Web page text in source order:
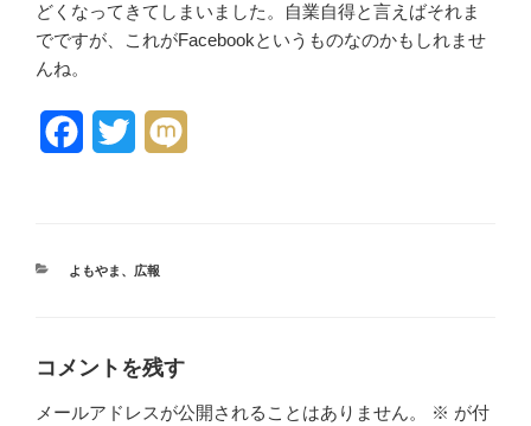
どくなってきてしまいました。自業自得と言えばそれま
でですが、これがFacebookというものなのかもしれませ
んね。
カ
よもやま 、 広報
コメントを残す
メールアドレスが公開されることはありません。 ※ が付